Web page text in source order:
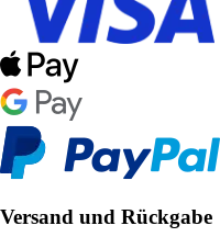
Versand und Rückgabe